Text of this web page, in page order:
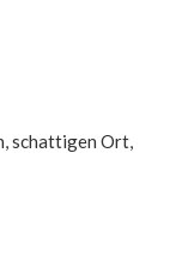
schattigen Ort,